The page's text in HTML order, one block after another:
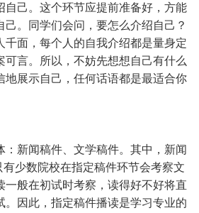
自己。这个环节应提前准备好，方能
己。同学们会问，要怎么介绍自己？
千面，每个人的自我介绍都是量身定
可言。所以，不妨先想想自己有什么
地展示自己，任何话语都是最适合你
：新闻稿件、文学稿件。其中，新闻
有少数院校在指定稿件环节会考察文
一般在初试时考察，读得好不好将直
。因此，指定稿件播读是学习专业的